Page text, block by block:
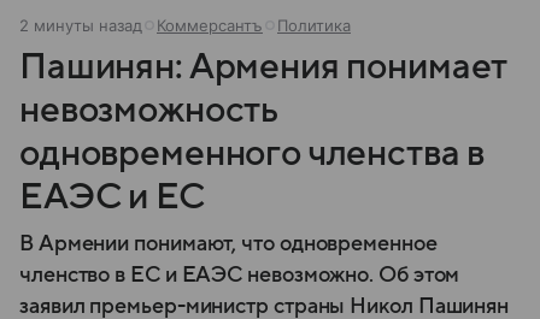
2 минуты назад Коммерсантъ Политика
Пашинян: Армения понимает
невозможность
одновременного членства в
ЕАЭС и ЕС
В Армении понимают, что одновременное
членство в ЕС и ЕАЭС невозможно. Об этом
заявил премьер-министр страны Никол Пашинян